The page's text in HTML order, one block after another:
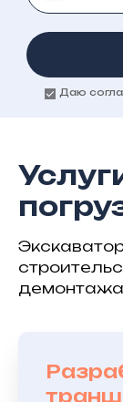
Даю
демонтажа